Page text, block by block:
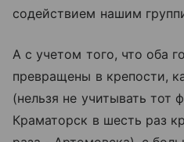
содействием нашим
А с учетом того, что оба
превращены в крепости,
(нельзя не учитывать тот
Краматорск в шесть раз